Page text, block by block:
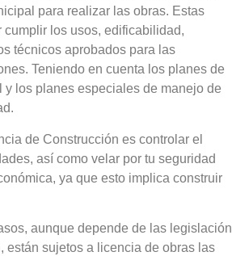
para realizar las obras. Estas
los usos, edificabilidad,
técnicos aprobados para las
Teniendo en cuenta los planes de
y los planes especiales de manejo de
de Construcción es controlar el
así como velar por tu seguridad
ya que esto implica construir
aunque depende de las legislación
están sujetos a licencia de obras las